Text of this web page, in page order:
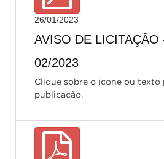
26/01/2023
AVISO DE LICITAÇÃO
02/2023
Clique sobre o icone ou texto
publicação.